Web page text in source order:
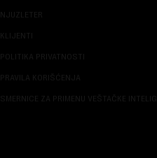
NJUZLETER
KLIJENTI
POLITIKA PRIVATNOSTI
PRAVILA KORIŠĆENJA
SMERNICE ZA PRIMENU VEŠTAČKE